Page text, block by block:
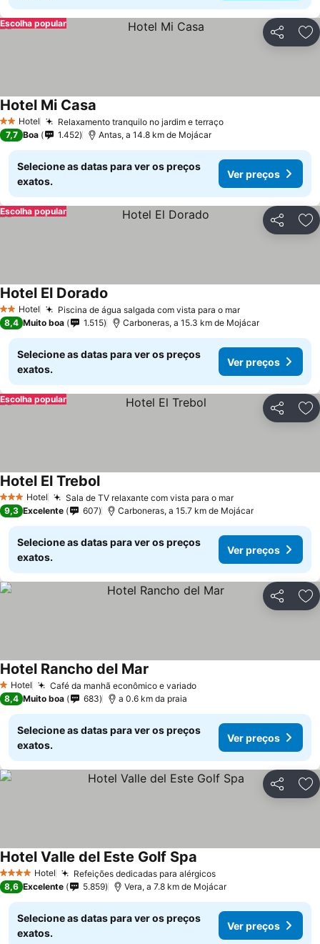
Partilhar
Escolha popular
2 Estrelas
Hotel Relaxamento tranquilo no jardim e terraçoVer preços
Hotel Mi Casa
7,7 Boa 1.452 Antas, a 14.8 km de Mojácar
Selecione as datas para ver os preços
exatos.
Ver preços
Partilhar
Escolha popular
2 Estrelas
Hotel Piscina de água salgada com vista para o marVer preços
Hotel El Dorado
8,4 Muito boa 1.515 Carboneras, a 15.3 km de Mojácar
Selecione as datas para ver os preços
exatos.
Ver preços
Partilhar
Escolha popular
3 EstrelasHotel Sala de TV relaxante com vista para o marVer preços
Hotel El TrebolVer preços
9,3 Excelente 607 Carboneras, a 15.7 km de Mojácar
Selecione as datas para ver os preços
exatos.
Ver preços
Partilhar
1 Estrelas
Hotel Café da manhã econômico e variadoVer preços
Hotel Rancho del Mar
8,4 Muito boa 683 a 0.6 km da praia
Selecione as datas para ver os preços
exatos.
Ver preços
Partilhar
4 EstrelasHotel Refeições dedicadas para alérgicosVer preços
Hotel Valle del Este Golf Spa
8,6 Excelente 5.859 Vera, a 7.8 km de Mojácar
Selecione as datas para ver os preços
exatos.
Ver preços